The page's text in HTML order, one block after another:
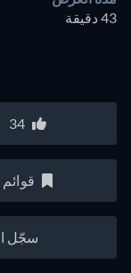
43 دقيقة
34
قوائم
سجّل